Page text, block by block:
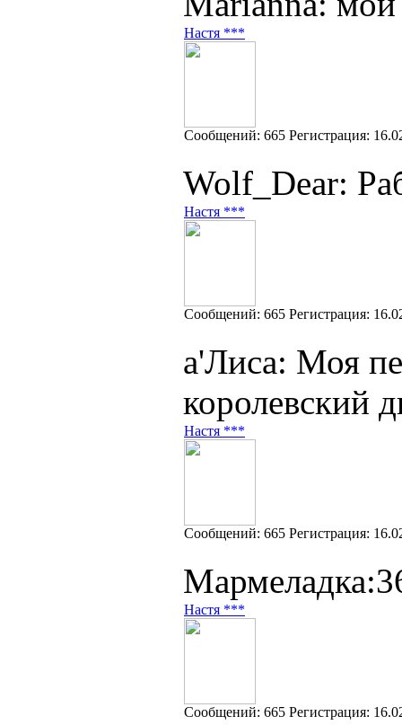
Настя ***
Cообщений: 665 Регистрация:
Wolf_Dear:
Настя ***
Cообщений: 665 Регистрация:
а'Лиса: Моя
королевский
Настя ***
Cообщений: 665 Регистрация:
Настя ***
Cообщений: 665 Регистрация: